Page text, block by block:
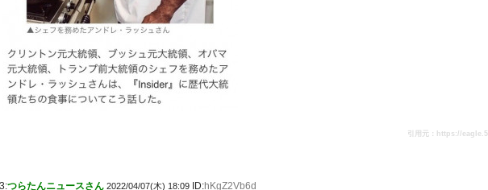
引用元：https://
3:つらたんニュースさん 2022/04/07(木) 18:09 ID:hKgZ2Vb6d